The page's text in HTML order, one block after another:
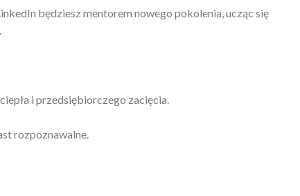
będziesz mentorem nowego pokolenia, ucząc się
.
i przedsiębiorczego zacięcia.
rozpoznawalne.